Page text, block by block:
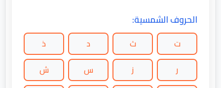
الحروف الشمسية:
ت ث د
ذ
ر
ز س
ش